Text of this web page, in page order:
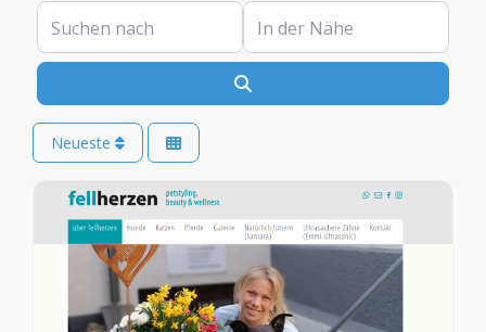
Suchen nach In der Nähe
Neueste